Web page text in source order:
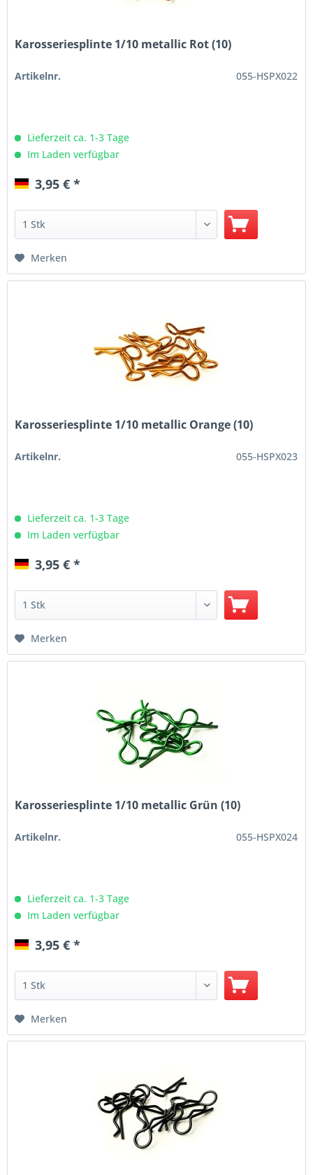
Karosseriesplinte 1/10 metallic Rot (10)
Artikelnr. 055-HSPX022
Lieferzeit ca. 1-3 Tage
Im Laden verfügbar
3,95 € *
Merken
Karosseriesplinte 1/10 metallic Orange (10)
Artikelnr. 055-HSPX023
Lieferzeit ca. 1-3 Tage
Im Laden verfügbar
3,95 € *
Merken
Karosseriesplinte 1/10 metallic Grün (10)
Artikelnr. 055-HSPX024
Lieferzeit ca. 1-3 Tage
Im Laden verfügbar
3,95 € *
Merken